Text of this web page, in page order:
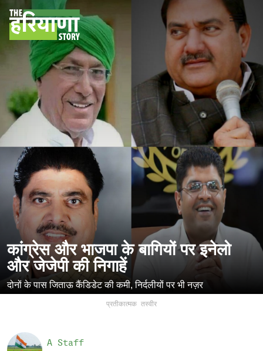
कांग्रेस और भाजपा के बागियों पर इनेलो
और जेजेपी की निगाहें
दोनों के पास जिताऊ कैंडिडेट की कमी, निर्दलीयों पर भी नज़र
प्रतीकात्मक तस्वीर
A Staff